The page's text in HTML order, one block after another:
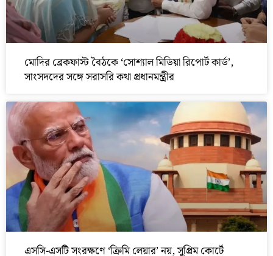
মোদির ব্রেকফাস্ট বৈঠকে ‘সোশ্যাল মিডিয়া রিপোর্ট কার্ড’,
সাংসদদের সঙ্গে সরাসরি কথা প্রধানমন্ত্রীর
এসসি-এসটি সংরক্ষণে ‘ক্রিমি লেয়ার’ নয়, সুপ্রিম কোর্টে